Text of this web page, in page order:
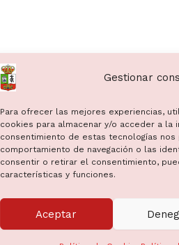
Gestionar
Para ofrecer las mejores experiencias,
cookies para almacenar y/o acceder a la
consentimiento de estas tecnologías
comportamiento de navegación o las
consentir o retirar el consentimiento,
características y funciones.
Aceptar